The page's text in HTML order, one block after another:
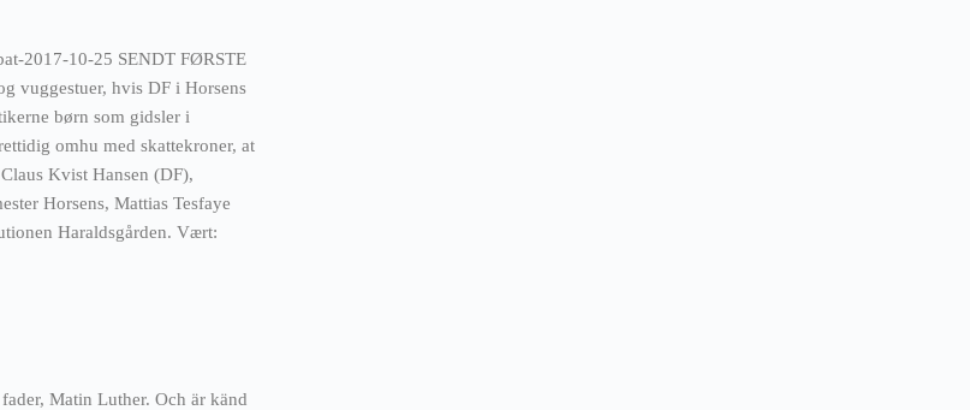
2017-10-25 SENDT FØRSTE
vuggestuer, hvis DF i Horsens
børn som gidsler i
omhu med skattekroner, at
Kvist Hansen (DF),
Horsens, Mattias Tesfaye
Haraldsgården. Vært:
Matin Luther. Och är känd